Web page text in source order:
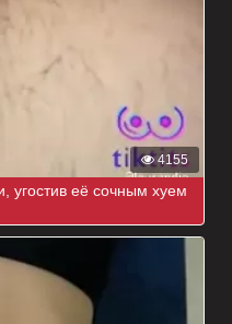
4155
угостив её сочным хуем